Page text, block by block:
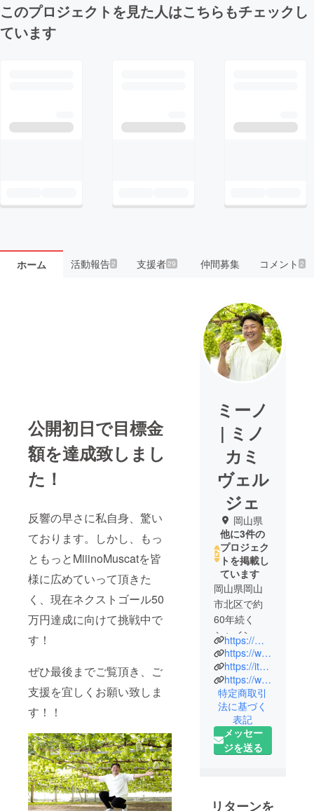
このプロジェクトを見た人はこちらもチェックし
ています
ホーム 活動報告2 支援者29 仲間募集 コメント2
公開初日で目標金
額を達成致しまし
た！
反響の早さに私自身、驚い
ております。しかし、もっ
ともっとMiiinoMuscatを皆
様に広めていって頂きた
く、現在ネクストゴール50
万円達成に向けて挑戦中で
す！
ぜひ最後までご覧頂き、ご
支援を宜しくお願い致しま
す！！
ミーノ
| ミノ
カミ
ヴェル
ジェ
岡山県
他に3件の
プロジェク
トを掲載し
ています
岡山県岡山
市北区で約
60年続く
シャインマ
スカット農
園です。独
自ブランド
「MiiinoMus
cat」として
市場に出回
らない大き
いサイズの
くりを目指
https://minokami-verger.com/
https://www.instagram.com/minokami_verger/
https://item.rakuten.co.jp/f331007-okayama/52201650/?scid=wi_ich_iphoneapp_item_share
https://www.satofull.jp/products/detail.php?product_id=1530808
特定商取引
法に基づく
表記
メッセー
ジを送る
リターンを